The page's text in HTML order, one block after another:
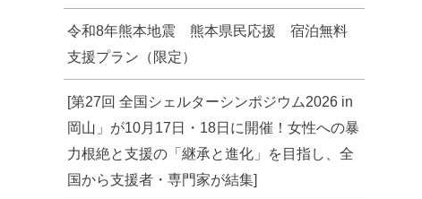
令和8年熊本地震 熊本県民応援 宿泊無料
支援プラン（限定）
[第27回 全国シェルターシンポジウム2026 in
岡山」が10月17日・18日に開催！女性への暴
力根絶と支援の「継承と進化」を目指し、全
国から支援者・専門家が結集]